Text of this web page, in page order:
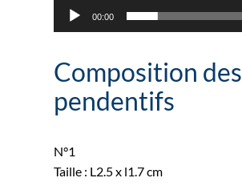
00:00
Composition des
pendentifs
N°1
Taille : L2.5 x l1.7 cm